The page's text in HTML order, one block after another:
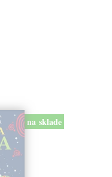
na sklade